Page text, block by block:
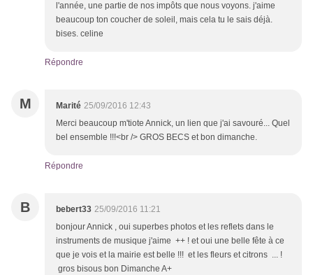
l'année, une partie de nos impôts que nous voyons. j'aime
beaucoup ton coucher de soleil, mais cela tu le sais déjà.
bises. celine
Répondre
M Marité 25/09/2016 12:43
Merci beaucoup m'tiote Annick, un lien que j'ai savouré... Quel
bel ensemble !!!<br /> GROS BECS et bon dimanche.
Répondre
B bebert33 25/09/2016 11:21
bonjour Annick , oui superbes photos et les reflets dans le
instruments de musique j'aime ++ ! et oui une belle fête à ce
que je vois et la mairie est belle !!! et les fleurs et citrons ... !
gros bisous bon Dimanche A+